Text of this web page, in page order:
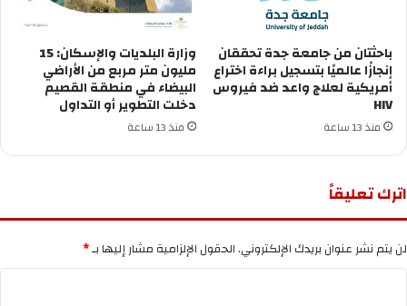
باحثتان من جامعة جدة تحققان
إنجازًا عالميًا بتسجيل براءة اختراع
أمريكية لعلاج واعد ضد فيروس
HIV
منذ 13 ساعة
وزارة البلديات والإسكان: 15
مليون متر مربع من الأراضي
البيضاء في منطقة القصيم
دخلت التطوير أو التداول
منذ 13 ساعة
اترك تعليقاً
لن يتم نشر عنوان بريدك الإلكتروني.الحقول الإلزامية مشار إليها بـ*